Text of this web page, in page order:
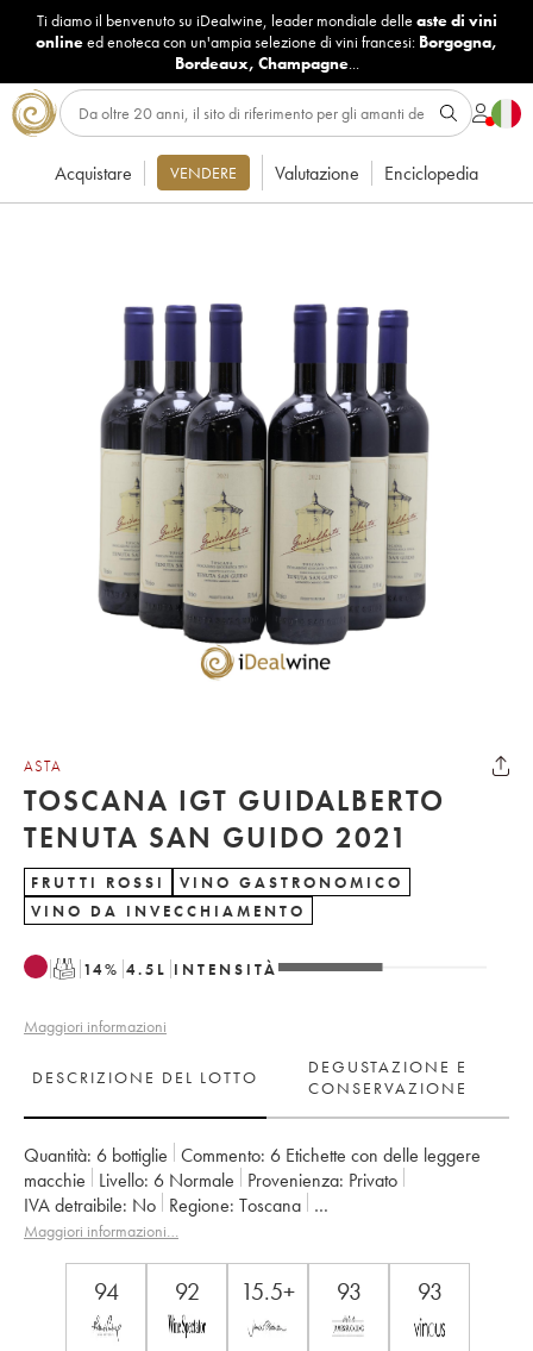
Ti diamo il benvenuto su iDealwine, leader mondiale delle aste di vini
onlineed enoteca con un'ampia selezione di vini francesi: Borgogna,
Bordeaux, Champagne...
Acquistare VENDERE Valutazione Enciclopedia
ASTA
TOSCANA IGT GUIDALBERTO
TENUTA SAN GUIDO 2021
FRUTTI ROSSI
VINO GASTRONOMICO
VINO DA INVECCHIAMENTO
T 14% 4.5 L INTENSITÀ
Maggiori informazioni
DESCRIZIONE DEL LOTTO
DEGUSTAZIONE E
CONSERVAZIONE
Quantità: 6 bottiglie Commento: 6 Etichette con delle leggere
macchie
Livello: 6 Normale Provenienza:
privato
IVA detraibile:
no Regione: Toscana
Denominazione: Toscana IGT
Maggiori informazioni…
94 92 15.5+ 93 93